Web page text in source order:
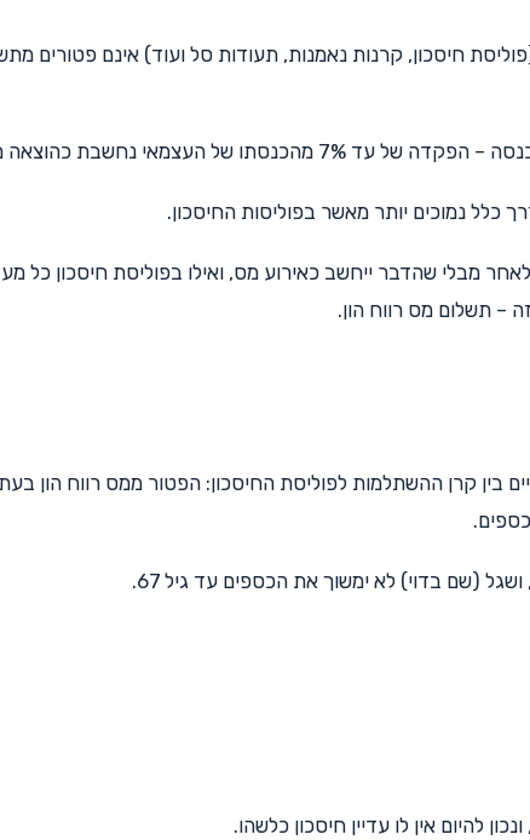
חיסכון, קרנות נאמנות, תעודות סל ועוד) אינם פטורים
מבלי שהדבר ייחשב כאירוע מס, ואילו בפוליסת חיסכון כל
– תשלום מס רווח הון.
בהשפעתם של 2 הבדלים מרכזיים בין קרן ההשתלמות לפוליסת החיסכון: הפטור ממס רווח הון בעת
(שם בדוי) לא ימשוך את הכספים עד גיל 67.